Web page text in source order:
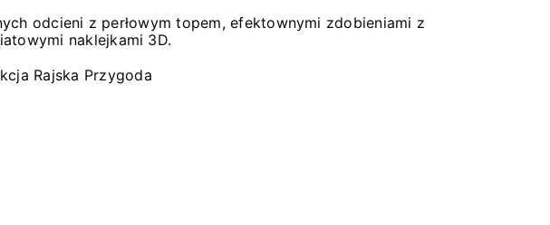
odcieni z perłowym topem, efektownymi zdobieniami z
naklejkami 3D.